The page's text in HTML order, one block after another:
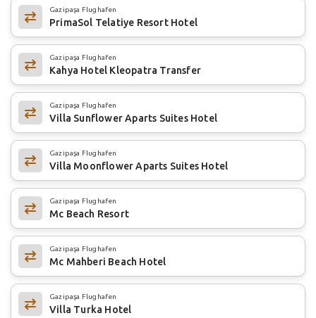
Gazipaşa Flughafen
PrimaSol Telatiye Resort Hotel
Gazipaşa Flughafen
Kahya Hotel Kleopatra Transfer
Gazipaşa Flughafen
Villa Sunflower Aparts Suites Hotel
Gazipaşa Flughafen
Villa Moonflower Aparts Suites Hotel
Gazipaşa Flughafen
Mc Beach Resort
Gazipaşa Flughafen
Mc Mahberi Beach Hotel
Gazipaşa Flughafen
Villa Turka Hotel